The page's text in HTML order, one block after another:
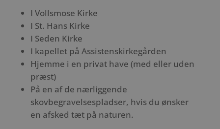
I Vollsmose Kirke
I St. Hans Kirke
I Seden Kirke
I kapellet på Assistenskirkegården
Hjemme i en privat have (med eller uden
præst)
På en af de nærliggende
skovbegravelsespladser, hvis du ønsker
en afsked tæt på naturen.